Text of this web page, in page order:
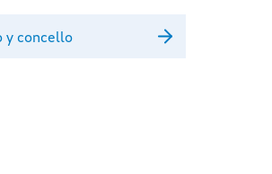
y concello